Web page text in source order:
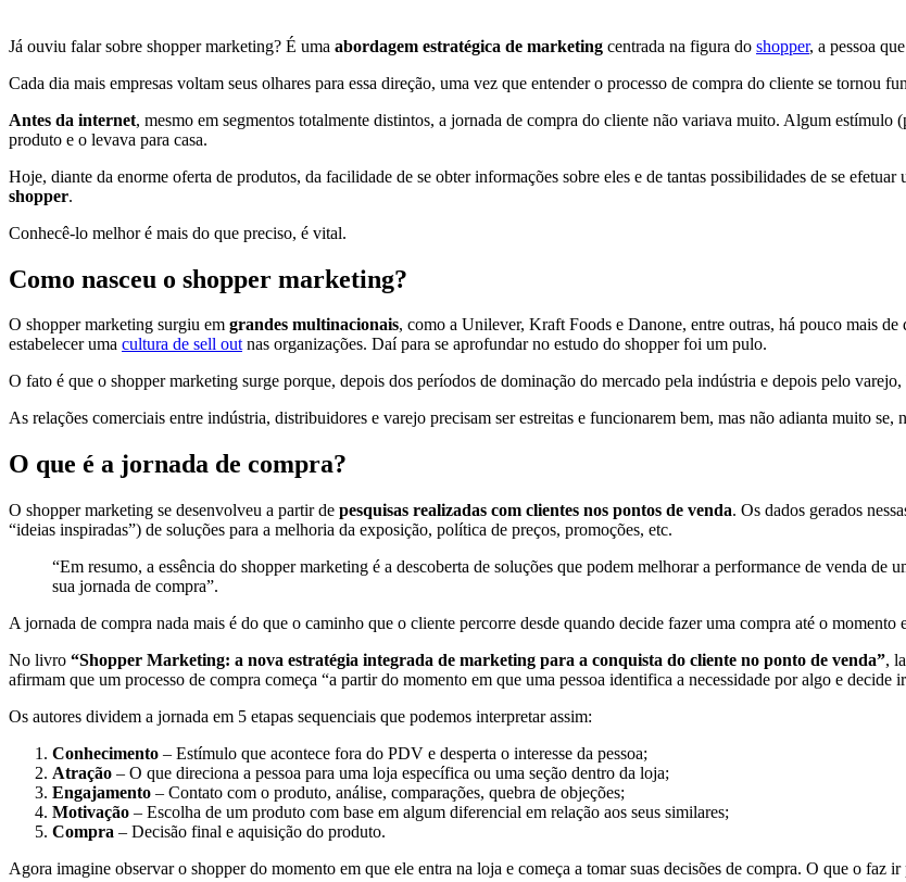
Já ouviu falar sobre shopper marketing? É uma abordagem estratégica de marketing centrada na figura do shopper, a pessoa
Cada dia mais empresas voltam seus olhares para essa direção, uma vez que entender o processo de compra do cliente se tornou
Antes da internet, mesmo em segmentos totalmente distintos, a jornada de compra do cliente não variava muito. Algum estímulo
produto e o levava para casa.
Hoje, diante da enorme oferta de produtos, da facilidade de se obter informações sobre eles e de tantas possibilidades de se efetuar
shopper.
Conhecê-lo melhor é mais do que preciso, é vital.
Como nasceu o shopper marketing?
O shopper marketing surgiu em grandes multinacionais, como a Unilever, Kraft Foods e Danone, entre outras, há pouco mais
estabelecer uma cultura de sell outnas organizações. Daí para se aprofundar no estudo do shopper foi um pulo.
O fato é que o shopper marketing surge porque, depois dos períodos de dominação do mercado pela indústria e depois pelo
As relações comerciais entre indústria, distribuidores e varejo precisam ser estreitas e funcionarem bem, mas não adianta muito
O que é a jornada de compra?
O shopper marketing se desenvolveu a partir de pesquisas realizadas com clientes nos pontos de venda. Os dados gerados
“ideias inspiradas”) de soluções para a melhoria da exposição, política de preços, promoções, etc.
“Em resumo, a essência do shopper marketing é a descoberta de soluções que podem melhorar a performance de venda
sua jornada de compra”.
A jornada de compra nada mais é do que o caminho que o cliente percorre desde quando decide fazer uma compra até o momento
No livro “Shopper Marketing: a nova estratégia integrada de marketing para a conquista do cliente no ponto de venda”,
afirmam que um processo de compra começa “a partir do momento em que uma pessoa identifica a necessidade por algo e decide
Os autores dividem a jornada em 5 etapas sequenciais que podemos interpretar assim:
Conhecimento – Estímulo que acontece fora do PDV e desperta o interesse da pessoa;
Atração – O que direciona a pessoa para uma loja específica ou uma seção dentro da loja;
Engajamento – Contato com o produto, análise, comparações, quebra de objeções;
Motivação – Escolha de um produto com base em algum diferencial em relação aos seus similares;
Compra – Decisão final e aquisição do produto.
Agora imagine observar o shopper do momento em que ele entra na loja e começa a tomar suas decisões de compra. O que o faz